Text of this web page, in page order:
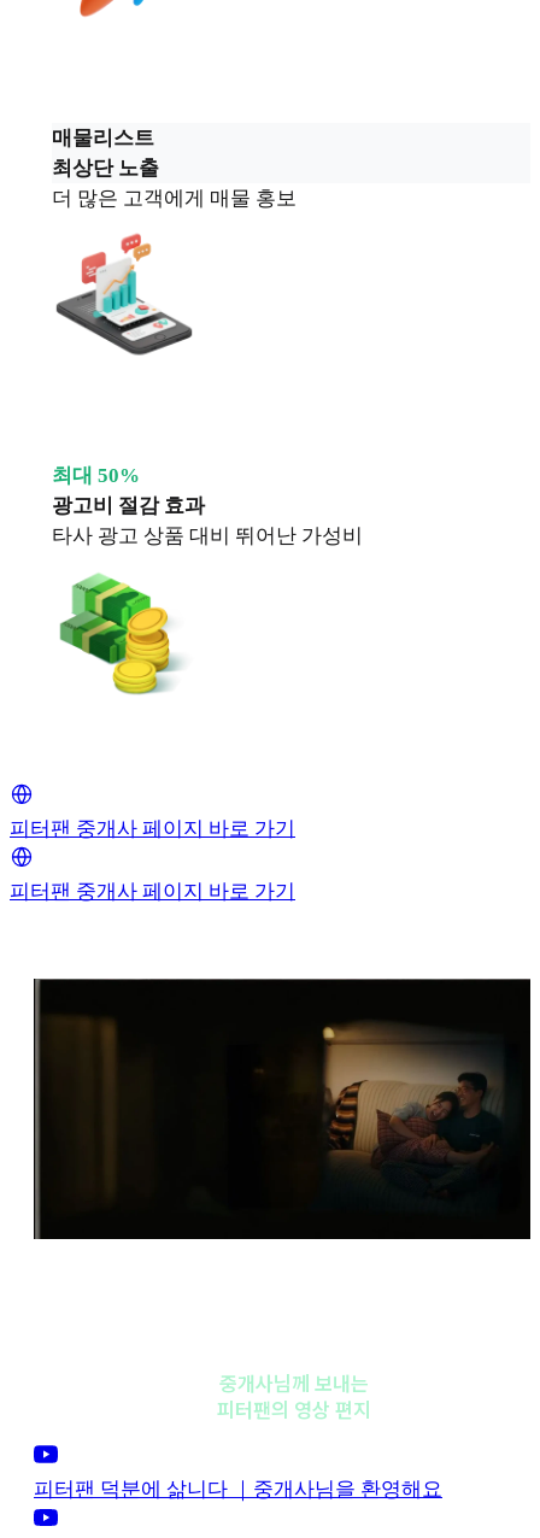
매물리스트
최상단 노출
더 많은 고객에게 매물 홍보
최대 50%
광고비 절감 효과
타사 광고 상품 대비 뛰어난 가성비
피터팬 중개사 페이지 바로 가기
피터팬 중개사 페이지 바로 가기
중개사님께 보내는
피터팬의 영상 편지
피터팬 덕분에 삶니다 ｜중개사님을 환영해요